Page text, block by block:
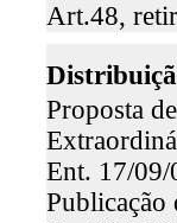
Art.48,
Proposta
Ent. 17/
Publicação